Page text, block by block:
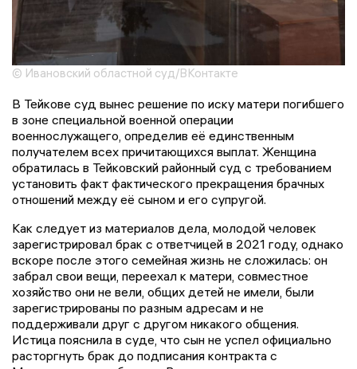
© Ивановский областной суд/ВКонтакте
В Тейкове суд вынес решение по иску матери погибшего
в зоне специальной военной операции
военнослужащего, определив её единственным
получателем всех причитающихся выплат. Женщина
обратилась в Тейковский районный суд с требованием
установить факт фактического прекращения брачных
отношений между её сыном и его супругой.
Как следует из материалов дела, молодой человек
зарегистрировал брак с ответчицей в 2021 году, однако
вскоре после этого семейная жизнь не сложилась: он
забрал свои вещи, переехал к матери, совместное
хозяйство они не вели, общих детей не имели, были
зарегистрированы по разным адресам и не
поддерживали друг с другом никакого общения.
Истица пояснила в суде, что сын не успел официально
расторгнуть брак до подписания контракта с